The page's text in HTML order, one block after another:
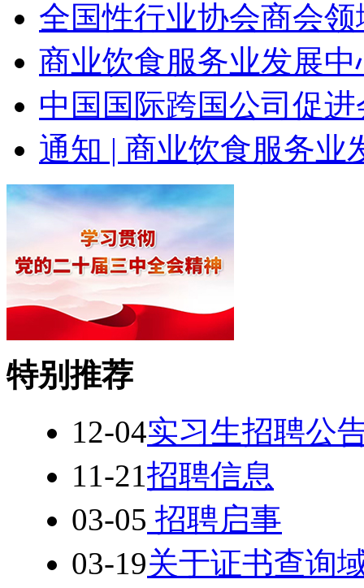
全国性行业协会商会
商业饮食服务业发展
中国国际跨国公司促
通知 | 商业饮食服务业
特别推荐
12-04实习生招聘公
11-21招聘信息
03-05 招聘启事
03-19关于证书查询